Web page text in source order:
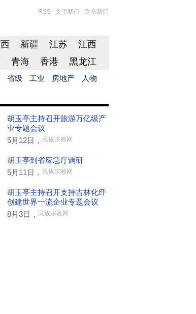
RSS 关于我们 联系我们
新疆 江苏
江西
青海 香港 黑龙江
省级 工业 房地产 人物
胡玉亭主持召开旅游万亿级产
业专题会议
5月12日， 民族宗教网
胡玉亭到省应急厅调研
5月11日， 民族宗教网
胡玉亭主持召开支持吉林化纤
创建世界一流企业专题会议
8月3日， 民族宗教网